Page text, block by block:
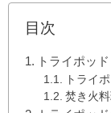
目次
トライポッ
トライ
焚き火